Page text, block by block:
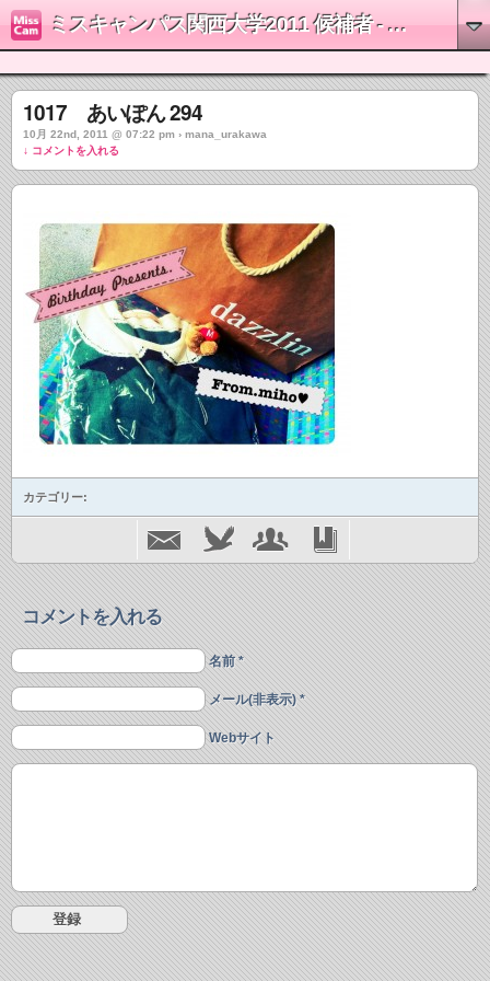
ミスキャンパス関西大学2011 候補者 - 浦川茉奈
1017 あいぽん 294
10月 22nd, 2011 @ 07:22 pm › mana_urakawa
↓ コメントを入れる
カテゴリー:
コメントを入れる
名前 *
メール(非表示) *
Webサイト